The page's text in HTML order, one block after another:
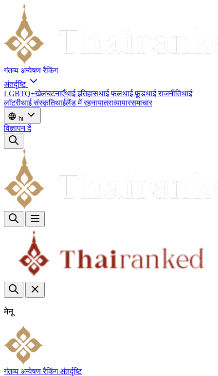
गंतव्य अन्वेषण रैंकिंग
अंतर्दृष्टि
LGBTQ+खेलघटनाएँथाई इतिहासथाई फलथाई फ़ूडथाई राजनीतिथाई
लॉटरीथाई संस्कृतिथाईलैंड में रहनायात्राव्यापारसमाचार
hi
विज्ञापन दें
मेनू
गंतव्य अन्वेषण रैंकिंग अंतर्दृष्टि